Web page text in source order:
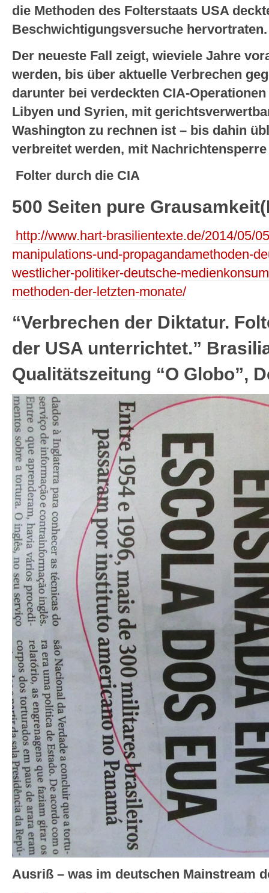
die Methoden des Folterstaats USA
Beschwichtigungsversuche
Der neueste Fall zeigt, wieviele Jahre
werden, bis über aktuelle Verbrechen
darunter bei verdeckten CIA-
Libyen und Syrien, mit
Washington zu rechnen ist – bis dahin
verbreitet werden, mit
Folter durch die CIA
500 Seiten pure
http://www.hart-brasilientexte.de/2014/05/
manipulations-und-propagandamethoden-
westlicher-politiker-deutsche-
methoden-der-letzten-monate/
“Verbrechen der Diktatur.
der USA unterrichtet.”
Qualitätszeitung “O Globo”,
Ausriß – was im deutschen Mainstream